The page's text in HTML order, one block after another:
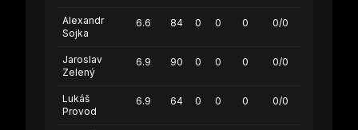
Alexandr
Sojka
6.6 84 0 0 0 0/0
Jaroslav
Zelený
6.9 90 0 0 0 0/0
Lukáš
Provod
6.9 64 0 0 0 0/0